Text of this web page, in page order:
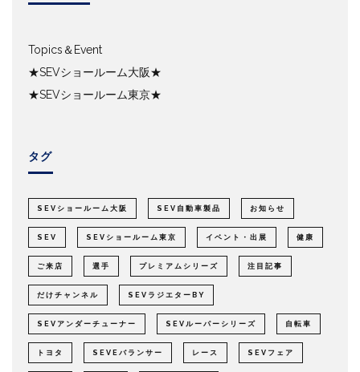
Topics＆Event
★SEVショールーム大阪★
★SEVショールーム東京★
タグ
SEVショールーム大阪 SEV自動車製品 お知らせ
SEV SEVショールーム東京 イベント・出展 健康
ご来店 選手 プレミアムシリーズ 注目記事
だけチャンネル SEVラジエターBY
SEVアンダーチューナー SEVルーパーシリーズ 自転車
トヨタ SEVEバランサー レース SEVフェア